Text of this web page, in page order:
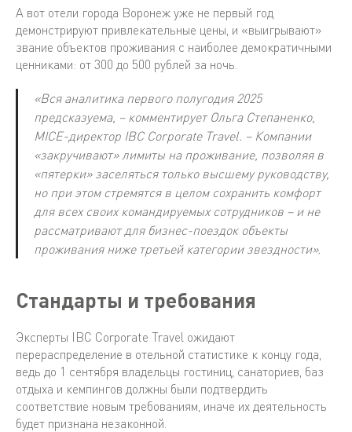
А вот отели города Воронеж уже не первый год
демонстрируют привлекательные цены, и «выигрывают»
звание объектов проживания с наиболее демократичными
ценниками: от 300 до 500 рублей за ночь.
«Вся аналитика первого полугодия 2025
предсказуема, – комментирует Ольга Степаненко,
MICE-директор IBC Corporate Travel. – Компании
«закручивают» лимиты на проживание, позволяя в
«пятерки» заселяться только высшему руководству,
но при этом стремятся в целом сохранить комфорт
для всех своих командируемых сотрудников – и не
рассматривают для бизнес-поездок объекты
проживания ниже третьей категории звездности».
Стандарты и требования
Эксперты IBC Corporate Travel ожидают
перераспределение в отельной статистике к концу года,
ведь до 1 сентября владельцы гостиниц, санаториев, баз
отдыха и кемпингов должны были подтвердить
соответствие новым требованиям, иначе их деятельность
будет признана незаконной.